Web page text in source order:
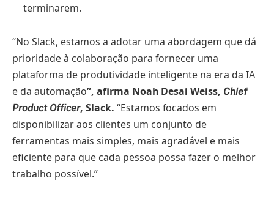
terminarem.
“No Slack, estamos a adotar uma abordagem que dá
prioridade à colaboração para fornecer uma
plataforma de produtividade inteligente na era da IA ​​
e da automação”, afirma Noah Desai Weiss, Chief
Product Officer, Slack. “Estamos focados em
disponibilizar aos clientes um conjunto de
ferramentas mais simples, mais agradável e mais
eficiente para que cada pessoa possa fazer o melhor
trabalho possível.”